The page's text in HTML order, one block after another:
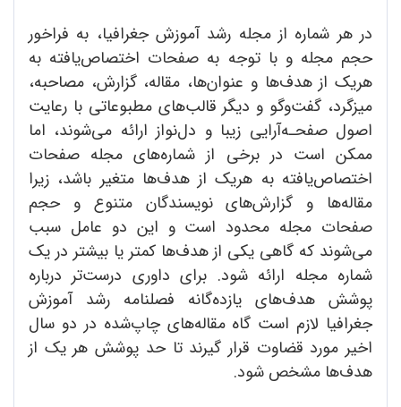
در هر شماره از مجله رشد آموزش جغرافیا، به فراخور
حجم مجله و با توجه به صفحات اختصاص‌یافته به
هریک از هدف‌ها و عنوان‌ها، مقاله، گزارش، مصاحبه،
میزگرد، گفت‌وگو و دیگر قالب‌های مطبوعاتی با رعایت
اصول صفحـه‌آرایی زیبا و دل‌نواز ارائه می‌شوند، اما
ممکن است در برخی از شماره‌های مجله صفحات
اختصاص‌یافته به هریک از هدف‌ها متغیر باشد، زیرا
مقاله‌ها و گزارش‌های نویسندگان متنوع و حجم
صفحات مجله محدود است و این دو عامل سبب
می‌شوند که گاهی یکی از هدف‌ها کمتر یا بیشتر در یک
شماره مجله ارائه شود. برای داوری درست‌تر درباره
پوشش هدف‌های یازده‌گانه فصلنامه رشد آموزش
جغرافیا لازم است گاه مقاله‌های چاپ‌شده در دو سال
اخیر مورد قضاوت قرار گیرند تا حد پوشش هر یک از
هدف‌ها مشخص شود.